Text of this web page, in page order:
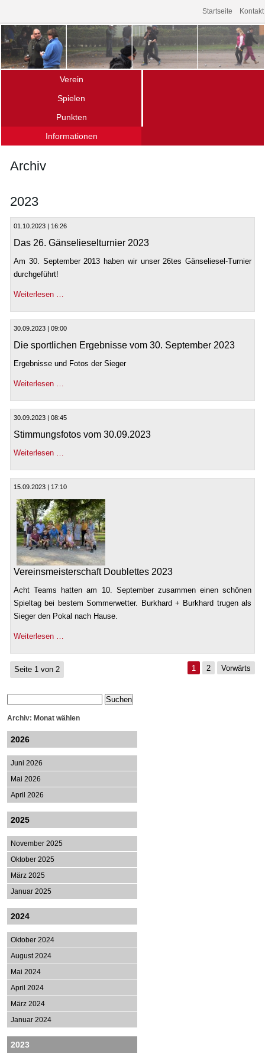
Startseite Kontakt
Verein
Über uns – die Fakten
Mitgliedschaft
Spielen
Spielen im Verein
Unser Spielort
Punkten
Ligamannschaften
Vereinsturniere
Informationen
Archiv
2023
01.10.2023 | 16:26
Das 26. Gänselieselturnier 2023
Am 30. September 2013 haben wir unser 26tes Gänseliesel-Turnier
durchgeführt!
Weiterlesen …
30.09.2023 | 09:00
Die sportlichen Ergebnisse vom 30. September 2023
Ergebnisse und Fotos der Sieger
Weiterlesen …
30.09.2023 | 08:45
Stimmungsfotos vom 30.09.2023
Weiterlesen …
15.09.2023 | 17:10
Vereinsmeisterschaft Doublettes 2023
Acht Teams hatten am 10. September zusammen einen schönen
Spieltag bei bestem Sommerwetter. Burkhard + Burkhard trugen als
Sieger den Pokal nach Hause.
Weiterlesen …
Seite 1 von 2 1 2 Vorwärts
Archiv: Monat wählen
2026
Juni 2026
Mai 2026
April 2026
2025
November 2025
Oktober 2025
März 2025
Januar 2025
2024
Oktober 2024
August 2024
Mai 2024
April 2024
März 2024
Januar 2024
2023